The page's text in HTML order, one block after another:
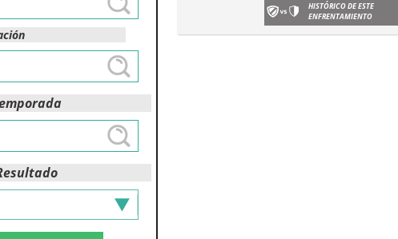
HISTÓRICO DE ESTE
ENFRENTAMIENTO